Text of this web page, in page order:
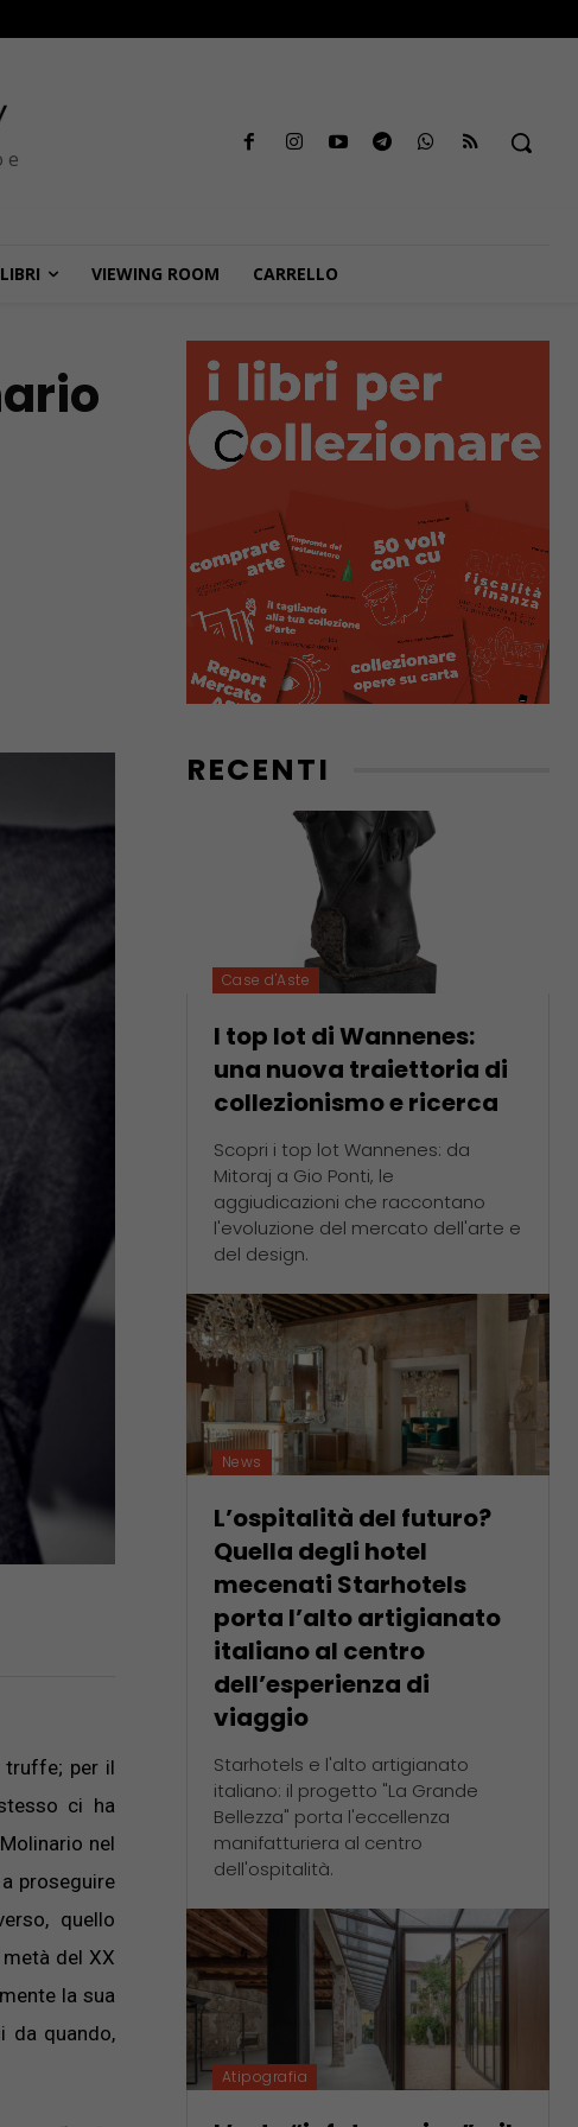
e
LIBRI VIEWING ROOM CARRELLO
truffe; per il
ci ha
nel
proseguire
quello
del XX
la sua
da quando,
RECENTI
Case d'Aste
I top lot di Wannenes:
una nuova traiettoria di
collezionismo e ricerca
Scopri i top lot Wannenes: da
Mitoraj a Gio Ponti, le
aggiudicazioni che raccontano
l'evoluzione del mercato dell'arte e
del design.
News
L’ospitalità del futuro?
Quella degli hotel
mecenati Starhotels
porta l’alto artigianato
italiano al centro
dell’esperienza di
viaggio
Starhotels e l'alto artigianato
italiano: il progetto "La Grande
Bellezza" porta l'eccellenza
manifatturiera al centro
dell'ospitalità.
Atipografia